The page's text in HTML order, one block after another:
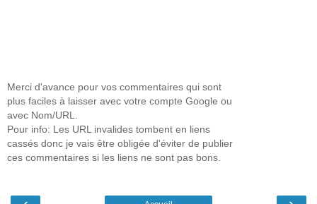
Merci d'avance pour vos commentaires qui sont
plus faciles à laisser avec votre compte Google ou
avec Nom/URL.
Pour info: Les URL invalides tombent en liens
cassés donc je vais être obligée d'éviter de publier
ces commentaires si les liens ne sont pas bons.